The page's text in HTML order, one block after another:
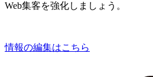
Web集客を強化しましょう。
情報の編集はこちら